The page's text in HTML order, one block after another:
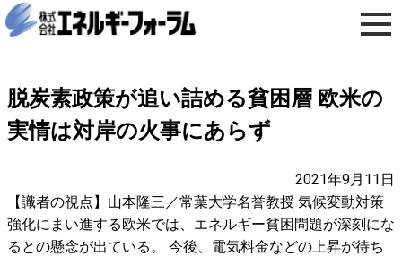
脱炭素政策が追い詰める貧困層 欧米の
実情は対岸の火事にあらず
2021年9月11日
【識者の視点】山本隆三／常葉大学名誉教授 気候変動対策
強化にまい進する欧米では、エネルギー貧困問題が深刻にな
るとの懸念が出ている。 今後、電気料金などの上昇が待ち